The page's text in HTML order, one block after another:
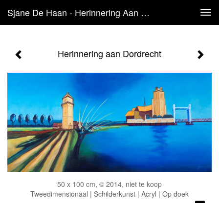
Sjane De Haan - Herinnering Aan Dordrecht
Herinnering aan Dordrecht
50 x 100 cm, © 2014, niet te koop
Tweedimensionaal | Schilderkunst | Acryl | Op doek